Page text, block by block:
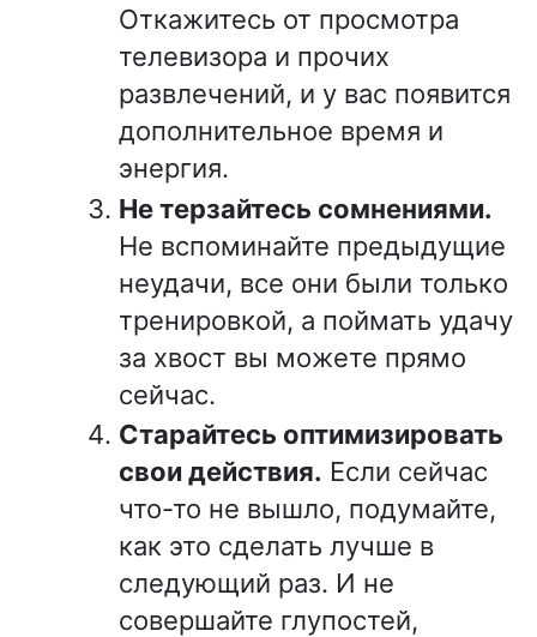
Откажитесь от просмотра
телевизора и прочих
развлечений, и у вас появится
дополнительное время и
энергия.
Не терзайтесь сомнениями.
Не вспоминайте предыдущие
неудачи, все они были только
тренировкой, а поймать удачу
за хвост вы можете прямо
сейчас.
Старайтесь оптимизировать
свои действия. Если сейчас
что-то не вышло, подумайте,
как это сделать лучше в
следующий раз. И не
совершайте глупостей,